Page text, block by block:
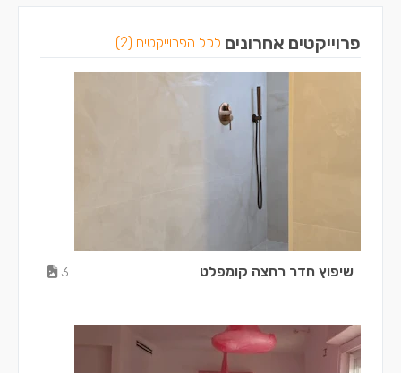
פרוייקטים אחרונים לכל הפרוייקטים (2)
שיפוץ חדר רחצה קומפלט 3